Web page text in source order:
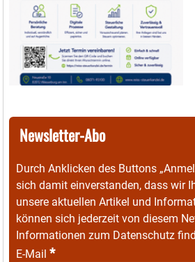
Newsletter-Abo
Durch Anklicken des Buttons
sich damit einverstanden, dass wir
unsere aktuellen Artikel und
können sich jederzeit von diesem
Informationen zum Datenschutz
E-Mail *